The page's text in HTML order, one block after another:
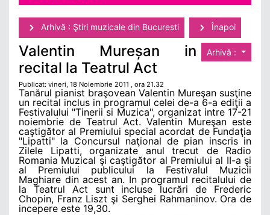
Arhivă : Ştiri muzicale din Bucuresti Înapoi
Arhivă :
Valentin Mureșan in
recital la Teatrul Act
Publicat: vineri, 18 Noiembrie 2011 , ora 21.32
Tanărul pianist braşovean Valentin Mureşan susţine
un recital inclus in programul celei de-a 6-a ediţii a
Festivalului "Tinerii si Muzica", organizat intre 17-21
noiembrie de Teatrul Act. Valentin Mureşan este
caştigător al Premiului special acordat de Fundaţia
"Lipatti" la Concursul naţional de pian inscris in
Zilele Lipatti, organizate anul trecut de Radio
Romania Muzical şi caştigător al Premiului al II-a şi
al Premiului publicului la Festivalul Muzicii
Maghiare din acest an. In programul recitalului de
la Teatrul Act sunt incluse lucrări de Frederic
Chopin, Franz Liszt şi Serghei Rahmaninov. Ora de
incepere este 19,30.